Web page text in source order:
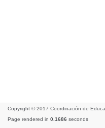
Copyright © 2017 Coordinación de
Page rendered in 0.1686 seconds